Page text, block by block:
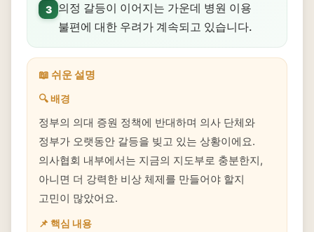
3
의정 갈등이 이어지는 가운데 병원 이용
불편에 대한 우려가 계속되고 있습니다.
📖 쉬운 설명
🔍 배경
정부의 의대 증원 정책에 반대하며 의사 단체와
정부가 오랫동안 갈등을 빚고 있는 상황이에요.
의사협회 내부에서는 지금의 지도부로 충분한지,
아니면 더 강력한 비상 체제를 만들어야 할지
고민이 많았어요.
📌 핵심 내용